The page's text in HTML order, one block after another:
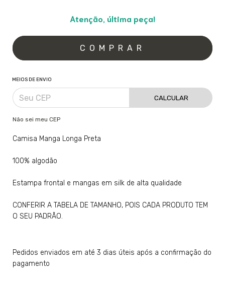
Atenção, última peça!
MEIOS DE ENVIO
CALCULAR
Não sei meu CEP
Camisa Manga Longa Preta
100% algodão
Estampa frontal e mangas em silk de alta qualidade
CONFERIR A TABELA DE TAMANHO, POIS CADA PRODUTO TEM
O SEU PADRÃO.
Pedidos enviados em até 3 dias úteis após a confirmação do
pagamento